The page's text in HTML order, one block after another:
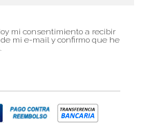
mi consentimiento a recibir
mi e-mail y confirmo que he